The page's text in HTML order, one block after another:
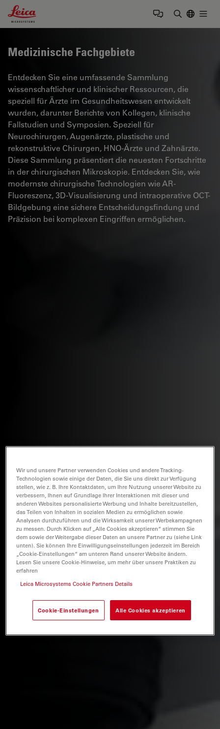
Leica Microsystems Logo
Medizinische Fachgebiete
Entdecken Sie eine umfassende Sammlung
wissenschaftlicher und klinischer Ressourcen, die
speziell für Ärzte im Gesundheitswesen entwickelt
wurden, darunter Berichte von Kollegen, klinische
Fallstudien und Symposien. Speziell für
Neurochirurgen, Augenärzte, plastische und
rekonstruktive Chirurgen, HNO-Ärzte und Zahnärzte.
Diese Sammlung präsentiert die neuesten Fortschritte
in der chirurgischen Mikroskopie. Entdecken Sie, wie
modernste chirurgische Technologien wie AR-
Fluoreszenz, 3D-Visualisierung und intraoperative OCT-
Bildgebung eine sichere Entscheidungsfindung und
Präzision bei komplexen Eingriffen ermöglichen.
Wir und unsere Partner verwenden Cookies und andere Tracking-
Technologien sowie einige der Daten, die Sie uns direkt zur Verfügung
stellen, wie z. B. Ihre Kontaktdaten, um Ihre Nutzung unserer Website zu
verbessern, Ihnen auf Grundlage Ihrer Interaktionen mit dieser und
anderen Websites personalisierte Werbung und Inhalte bereitzustellen,
das Teilen von Inhalten in sozialen Medien zu ermöglichen sowie
Analysen durchzuführen und die Wirksamkeit unserer Werbekampagnen
zu messen. Durch Klicken auf „Alle Cookies akzeptieren“ stimmen Sie
dem sowie der Weitergabe dieser Daten an unsere Partner zu (siehe Link
unten). Sie können Ihre Einwilligungseinstellungen jederzeit im Bereich
„Cookie-Einstellungen“ am unteren Rand unserer Website ändern.
Lesen Sie unsere Cookie-Hinweise, um mehr über unsere Praktiken zu
erfahren
Leica Microsystems Cookie Partners Details
Cookie-Einstellungen Alle Cookies akzeptieren